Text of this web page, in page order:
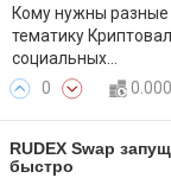
Кому нужны разные
тематику
социальных…
0
RUDEX Swap
быстро